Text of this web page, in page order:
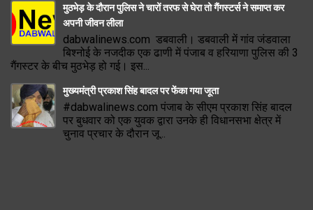
मुठभेड़ के दौरान पुलिस ने चारों तरफ से घेरा तो गैंगस्टर्स ने समाप्त कर
अपनी जीवन लीला
dabwalinews.com डबवाली। डबवाली में गांव जंडवाला
बिश्नोई के नजदीक एक ढाणी में पंजाब व हरियाणा पुलिस की 3
गैंगस्टर के बीच मुठभेड़ हो गई। इस...
मुख्यमंत्री प्रकाश सिंह बादल पर फेंका गया जूता
#dabwalinews.com पंजाब के सीएम प्रकाश सिंह बादल
पर बुधवार को एक युवक द्वारा उनके ही विधानसभा क्षेत्र में
चुनाव प्रचार के दौरान जू...